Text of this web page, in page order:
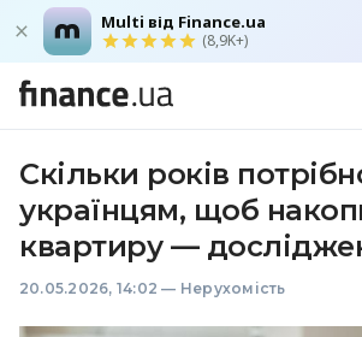
Multi від Finance.ua
(8,9K+)
Скільки років
українцям, щоб
квартиру —
20.05.2026, 14:02 — Нерухомість